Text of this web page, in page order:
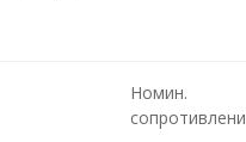
Номин.